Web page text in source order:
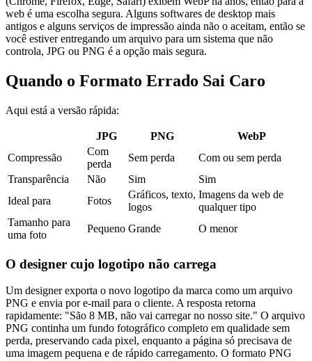
web é uma escolha segura. Alguns softwares de desktop mais
antigos e alguns serviços de impressão ainda não o aceitam, então se
você estiver entregando um arquivo para um sistema que não
controla, JPG ou PNG é a opção mais segura.
Quando o Formato Errado Sai Caro
Aqui está a versão rápida:
JPG PNG
WebP
Compressão
Com
perda
Sem perda
Com ou sem perda
Transparência
Não Sim
Sim
Ideal para
Fotos
Gráficos, texto,
logos
Imagens da web de
qualquer tipo
Tamanho para
uma foto
Pequeno Grande O menor
O designer cujo logotipo não carrega
Um designer exporta o novo logotipo da marca como um arquivo
PNG e envia por e-mail para o cliente. A resposta retorna
rapidamente: "São 8 MB, não vai carregar no nosso site." O arquivo
PNG continha um fundo fotográfico completo em qualidade sem
perda, preservando cada pixel, enquanto a página só precisava de
uma imagem pequena e de rápido carregamento. O formato PNG